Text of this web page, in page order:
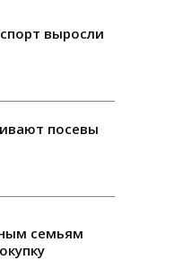
выросли
посевы
семьям